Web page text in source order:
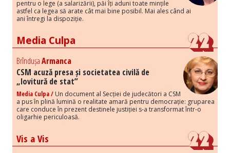
pentru o lege (a salarizării), păi îți aduni toate mințile
astfel ca legea să arate cât mai bine posibil. Mai ales când ai
ani întregi la dispoziție.
Media Culpa
BrîndușaArmanca
CSM acuză presa și societatea civilă de
„lovitură de stat”
Media Culpa / Un document al Secției de judecători a CSM
a pus în plină lumină o realitate amară pentru democrație: gruparea
care conduce în prezent destinele justiției s-a transformat într-o
oligarhie periculoasă.
Vis a Vis